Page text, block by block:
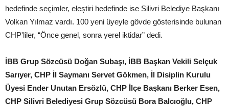
hedefinde seçimler, eleştiri hedefinde ise Silivri Belediye Başkanı
Volkan Yılmaz vardı. 100 yeni üyeyle gövde gösterisinde bulunan
CHP'liler, “Önce genel, sonra yerel iktidar” dedi.
İBB Grup Sözcüsü Doğan Subaşı, İBB Başkan Vekili Selçuk
Sarıyer, CHP İl Saymanı Servet Gökmen, İl Disiplin Kurulu
Üyesi Ender Unutan Ersözlü, CHP İlçe Başkanı Berker Esen,
CHP Silivri Belediyesi Grup Sözcüsü Bora Balcıoğlu, CHP